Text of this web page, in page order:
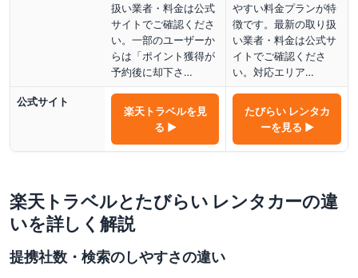
扱い業者・料金は公式
サイトでご確認くださ
い。一部のユーザーか
らは「ポイント獲得が
予約後に却下さ…
やすい料金プランが特
徴です。最新の取り扱
い業者・料金は公式サ
イトでご確認くださ
い。対応エリア…
公式サイト
楽天トラベルを見
る ▶
たびらい レンタカ
ーを見る ▶
楽天トラベルとたびらい レンタカーの違
いを詳しく解説
提携社数・検索のしやすさの違い